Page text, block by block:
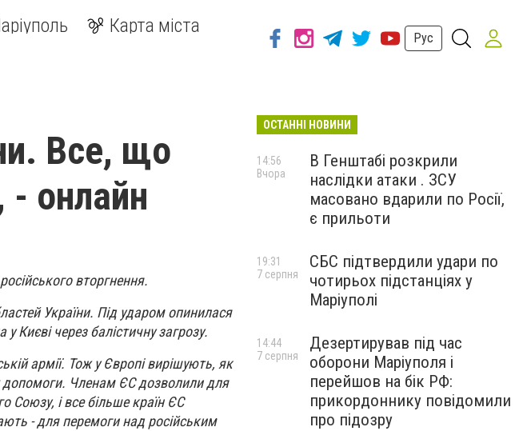
Карта міста
Рус
Все, що
- онлайн
вторгнення.
України. Під ударом опинилася
Києві через балістичну загрозу.
армії. Тож у Європі вирішують, як
допомоги. Членам ЄС дозволили для
Союзу, і все більше країн ЄС
- для перемоги над російським
ОСТАННІ НОВИНИ
В Генштабі розкрили
наслідки атаки . ЗСУ
масовано вдарили по Росії,
є прильоти
14:56
Вчора
СБС підтвердили удари по
чотирьох підстанціях у
Маріуполі
19:31
7 серпня
Дезертирував під час
оборони Маріуполя і
перейшов на бік РФ:
прикордоннику повідомили
про підозру
14:44
7 серпня